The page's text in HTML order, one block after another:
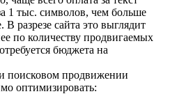
1 тыс. символов, чем больше
В разрезе сайта это выглядит
по количеству продвигаемых
бюджета на
поисковом продвижении
оптимизировать: